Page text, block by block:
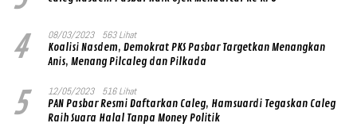
4 08/03/2023 563 Lihat
Koalisi Nasdem, Demokrat PKS Pasbar Targetkan Menangkan
Anis, Menang Pilcaleg dan Pilkada
5 12/05/2023 516 Lihat
PAN Pasbar Resmi Daftarkan Caleg, Hamsuardi Tegaskan Caleg
Raih Suara Halal Tanpa Money Politik